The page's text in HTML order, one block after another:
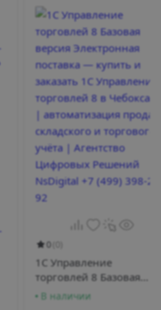
отчётов,
интернет, контроль
0
1С Управление
торговлей 8 Базовая
версия Электронная
В наличии